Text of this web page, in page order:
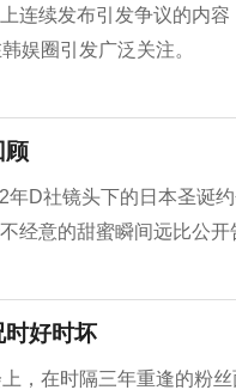
连续发布引发争议的内
娱圈引发广泛关注。
顾
D社镜头下的日本圣诞
经意的甜蜜瞬间远比公开
时好时坏
，在时隔三年重逢的粉丝